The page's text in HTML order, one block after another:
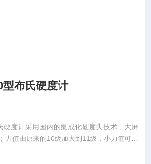
型布氏硬度计
硬度计采用国内的集成化硬度头技术；大屏
力值由原来的10级加大到11级，小力值可达
；试验力闭环控制，触摸屏界面，操作方